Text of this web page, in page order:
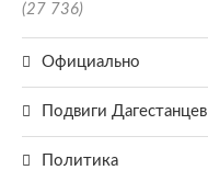
(27 736)
Официально
Подвиги Дагестанцев
Политика